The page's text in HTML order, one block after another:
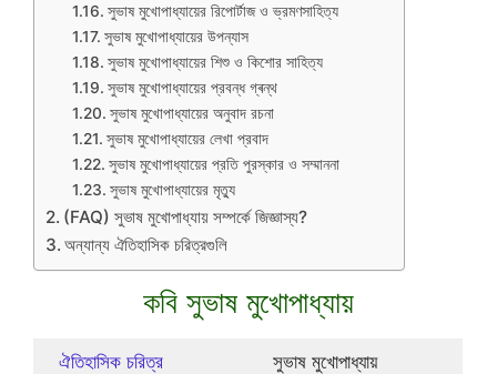
সুভাষ মুখোপাধ্যায়ের রিপোর্টাজ ও ভ্রমণসাহিত্য
সুভাষ মুখোপাধ্যায়ের উপন্যাস
সুভাষ মুখোপাধ্যায়ের শিশু ও কিশোর সাহিত্য
সুভাষ মুখোপাধ্যায়ের প্রবন্ধ গ্ৰন্থ
সুভাষ মুখোপাধ্যায়ের অনুবাদ রচনা
সুভাষ মুখোপাধ্যায়ের লেখা প্রবাদ
সুভাষ মুখোপাধ্যায়ের প্রতি পুরস্কার ও সম্মাননা
সুভাষ মুখোপাধ্যায়ের মৃত্যু
(FAQ) সুভাষ মুখোপাধ্যায় সম্পর্কে জিজ্ঞাস্য?
অন্যান্য ঐতিহাসিক চরিত্রগুলি
কবি সুভাষ মুখোপাধ্যায়
ঐতিহাসিক চরিত্র সুভাষ মুখোপাধ্যায়